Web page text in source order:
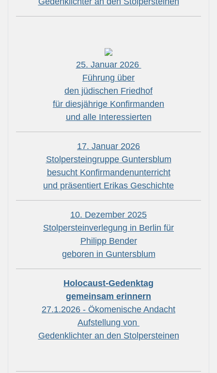
25. Januar 2026
Führung über
den jüdischen Friedhof
für diesjährige Konfirmanden
und alle Interessierten
17. Januar 2026
Stolpersteingruppe Guntersblum
besucht Konfirmandenunterricht
und präsentiert Erikas Geschichte
10. Dezember 2025
Stolpersteinverlegung in Berlin für
Philipp Bender
geboren in Guntersblum
Holocaust-Gedenktag
gemeinsam erinnern
27.1.2026 - Ökomenische Andacht
Aufstellung von
Gedenklichter an den Stolpersteinen